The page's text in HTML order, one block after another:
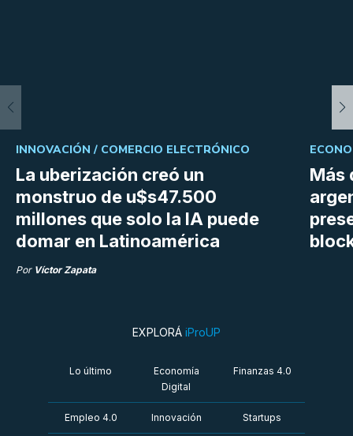
La uberización creó un
monstruo de u$s47.500
millones que solo la IA puede
domar en Latinoamérica
INNOVACIÓN / COMERCIO ELECTRÓNICO
Por Víctor Zapata
Más
EXPLORÁ iProUP
Lo último
Economía
Digital
Finanzas 4.0
Empleo 4.0 Innovación Startups